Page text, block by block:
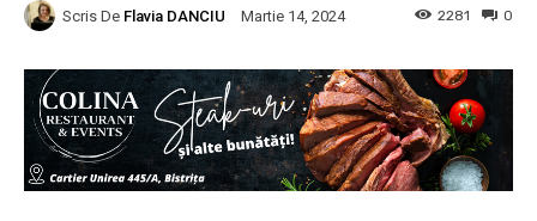
Scris De Flavia DANCIU Martie 14, 2024 0
2281